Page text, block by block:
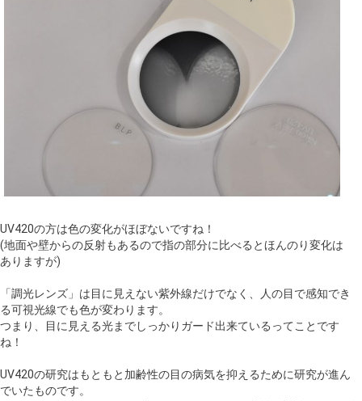
UV420の方は色の変化がほぼないですね！
(地面や壁からの反射もあるので指の部分に比べるとほんのり変化は
ありますが)
「調光レンズ」は目に見えない紫外線だけでなく、人の目で感知でき
る可視光線でも色が変わります。
つまり、目に見える光までしっかりガード出来ているってことです
ね！
UV420の研究はもともと加齢性の目の病気を抑えるために研究が進ん
でいたものです。